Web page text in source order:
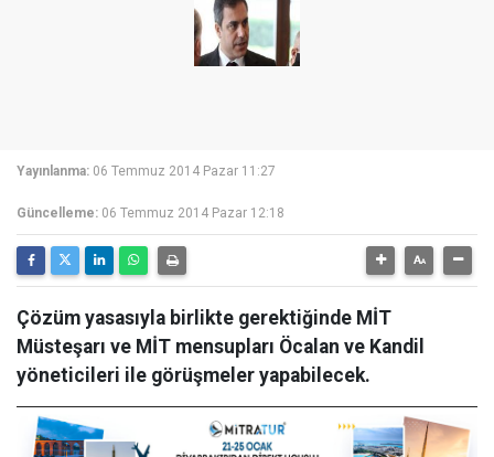
Yayınlanma: 06 Temmuz 2014 Pazar 11:27
Güncelleme: 06 Temmuz 2014 Pazar 12:18
Çözüm yasasıyla birlikte gerektiğinde MİT
Müsteşarı ve MİT mensupları Öcalan ve Kandil
yöneticileri ile görüşmeler yapabilecek.